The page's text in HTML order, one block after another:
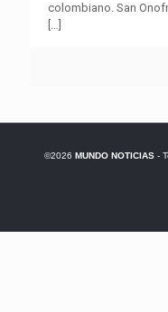
colombiano. San
[…]
©2026 MUNDO NOTICIAS-